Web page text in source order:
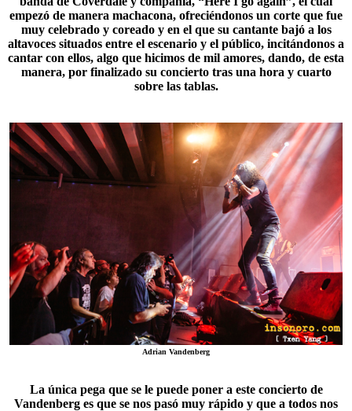
empezó de manera machacona, ofreciéndonos un corte que fue
muy celebrado y coreado y en el que su cantante bajó a los
altavoces situados entre el escenario y el público, incitándonos a
cantar con ellos, algo que hicimos de mil amores, dando, de esta
manera, por finalizado su concierto tras una hora y cuarto
sobre las tablas.
Adrian Vandenberg
La única pega que se le puede poner a este concierto de
Vandenberg es que se nos pasó muy rápido y que a todos nos